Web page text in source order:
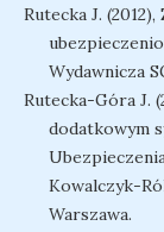
Rutecka J.
Wydawnicza
Rutecka-Góra J.
dodatkowym
Kowalczyk-
Warszawa.